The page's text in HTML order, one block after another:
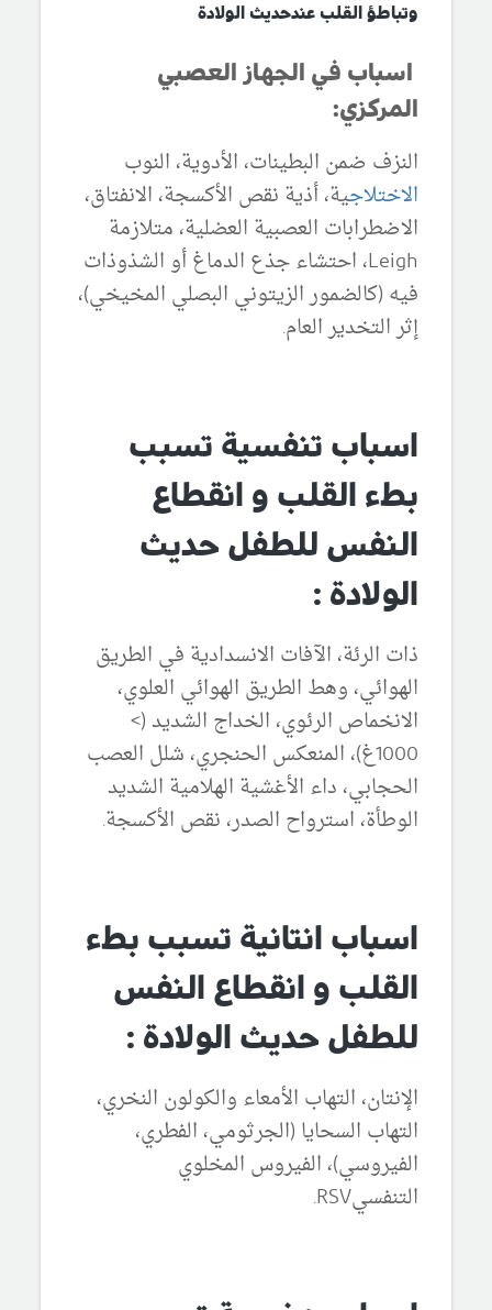
وتباطؤ القلب عندحديث الولادة
اسباب في الجهاز العصبي
المركزي:
النزف ضمن البطينات، الأدوية، النوب
الاختلاجية، أذية نقص الأكسجة، الانفتاق،
الاضطرابات العصبية العضلية، متلازمة
Leigh، احتشاء جذع الدماغ أو الشذوذات
فيه (كالضمور الزيتوني البصلي المخيخي)،
إثر التخدير العام.
اسباب تنفسية تسبب
بطء القلب و انقطاع
النفس للطفل حديث
الولادة :
ذات الرئة، الآفات الانسدادية في الطريق
الهوائي، وهط الطريق الهوائي العلوي،
الانخماص الرئوي، الخداج الشديد (>
1000غ)، المنعكس الحنجري، شلل العصب
الحجابي، داء الأغشية الهلامية الشديد
الوطأة، استرواح الصدر، نقص الأكسجة.
اسباب انتانية تسبب بطء
القلب و انقطاع النفس
للطفل حديث الولادة :
الإنتان، التهاب الأمعاء والكولون النخري،
التهاب السحايا (الجرثومي، الفطري،
الفيروسي)، الفيروس المخلوي
التنفسيRSV.